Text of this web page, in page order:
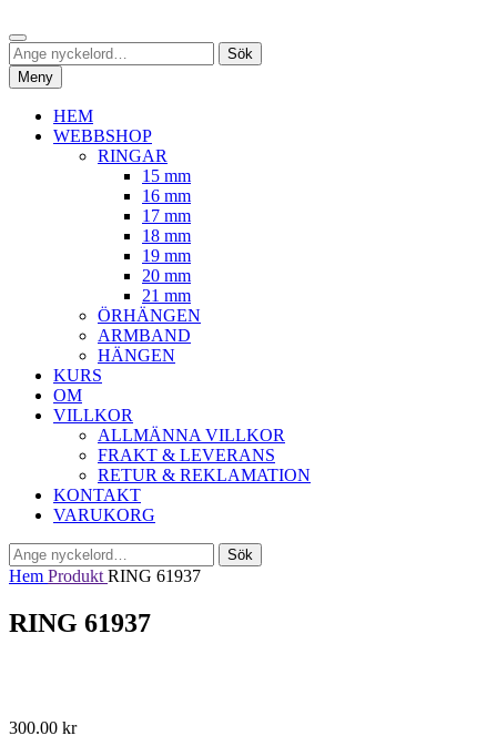
Hoppa
till
innehåll
Sök
Sök
efter:
Sök
Meny
HEM
WEBBSHOP
RINGAR
15 mm
16 mm
17 mm
18 mm
19 mm
20 mm
21 mm
ÖRHÄNGEN
ARMBAND
HÄNGEN
KURS
OM
VILLKOR
ALLMÄNNA VILLKOR
FRAKT & LEVERANS
RETUR & REKLAMATION
KONTAKT
VARUKORG
Sök
efter:
Sök
Hem Produkt RING 61937
RING 61937
300.00 kr